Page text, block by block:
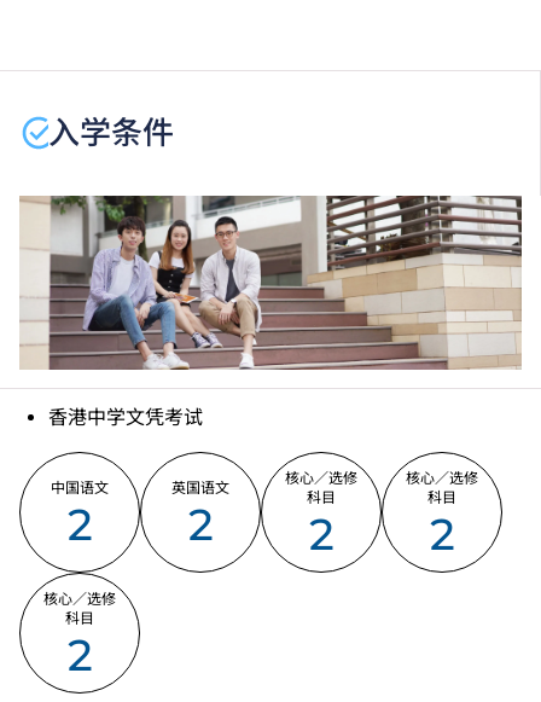
学生或须于其他VTC院校上课。VTC可因应情况取消任
分校／上课地点。
入学条件
香港中学文凭考试
中国语文
2
英国语文
2
核心／选修
科目
2
核心／选修
科目
2
核心／选修
科目
2